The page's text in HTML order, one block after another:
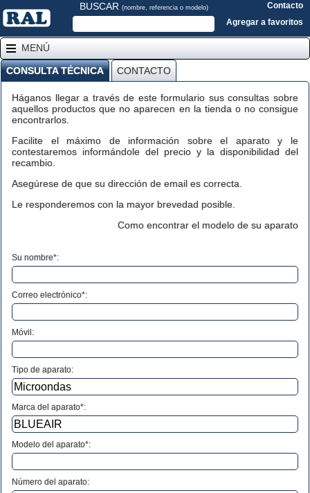
BUSCAR (nombre, referencia o modelo)
Contacto
Agregar a favoritos
MENÚ
CONSULTA TÉCNICA CONTACTO
Háganos llegar a través de este formulario sus consultas sobre
aquellos productos que no aparecen en la tienda o no consigue
encontrarlos.
Facilite el máximo de información sobre el aparato y le
contestaremos informándole del precio y la disponibilidad del
recambio.
Asegúrese de que su dirección de email es correcta.
Le responderemos con la mayor brevedad posible.
Como encontrar el modelo de su aparato
Su nombre*:
Correo electrónico*:
Móvil:
Tipo de aparato:
Marca del aparato*:
Modelo del aparato*:
Número del aparato: